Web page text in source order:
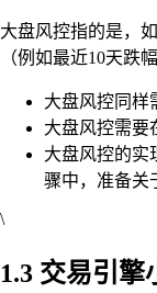
大盘风控指的是，
（例如最近10天跌
大盘风控同样
大盘风控需要
大盘风控的实
骤中，准备关
\
1.3 交易引擎